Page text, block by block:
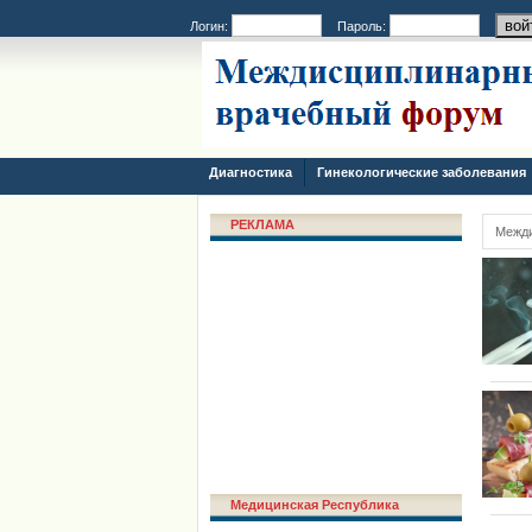
Логин: Пароль:
Диагностика Гинекологические заболевания
РЕКЛАМА
Медицинская Республика